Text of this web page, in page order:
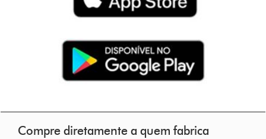
Compre diretamente a quem fabrica